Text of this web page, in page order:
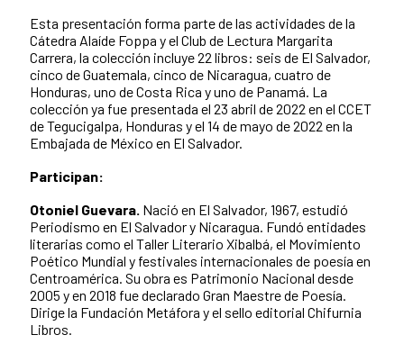
Esta presentación forma parte de las actividades de la
Cátedra Alaíde Foppa y el Club de Lectura Margarita
Carrera, la colección incluye 22 libros: seis de El Salvador,
cinco de Guatemala, cinco de Nicaragua, cuatro de
Honduras, uno de Costa Rica y uno de Panamá. La
colección ya fue presentada el 23 abril de 2022 en el CCET
de Tegucigalpa, Honduras y el 14 de mayo de 2022 en la
Embajada de México en El Salvador.
Participan:
Otoniel Guevara. Nació en El Salvador, 1967, estudió
Periodismo en El Salvador y Nicaragua. Fundó entidades
literarias como el Taller Literario Xibalbá, el Movimiento
Poético Mundial y festivales internacionales de poesía en
Centroamérica. Su obra es Patrimonio Nacional desde
2005 y en 2018 fue declarado Gran Maestre de Poesía.
Dirige la Fundación Metáfora y el sello editorial Chifurnia
Libros.